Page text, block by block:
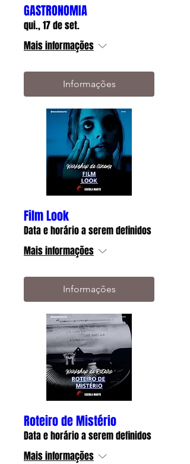
GASTRONOMIA
qui., 17 de set.
Mais informações
Informações
Film Look
Data e horário a serem definidos
Mais informações
Informações
Roteiro de Mistério
Data e horário a serem definidos
Mais informações